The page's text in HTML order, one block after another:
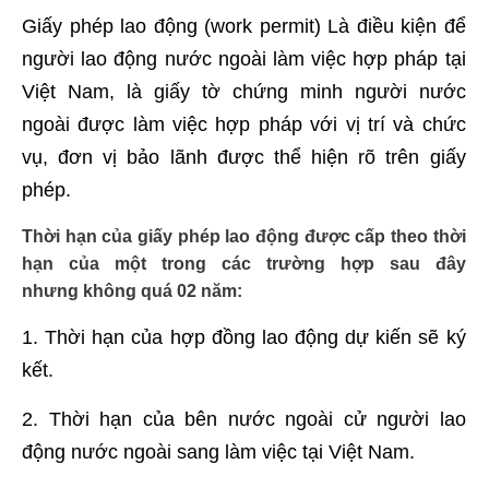
Giấy phép lao động (work permit) Là điều kiện để
người lao động nước ngoài làm việc hợp pháp tại
Việt Nam, là giấy tờ chứng minh người nước
ngoài được làm việc hợp pháp với vị trí và chức
vụ, đơn vị bảo lãnh được thể hiện rõ trên giấy
phép.
Thời hạn của giấy phép lao động đượccấp theo thời
hạn của một trong các trường hợp sau đây
nhưng không quá 02 năm:
1. Thời hạn của hợp đồng lao động dự kiến sẽ ký
kết.
2. Thời hạn của bên nước ngoài cử người lao
động nước ngoài sang làm việc tại Việt Nam.